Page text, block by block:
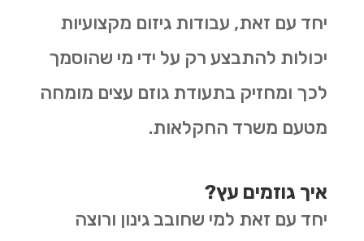
יחד עם זאת, עבודות גיזום מקצועיות
יכולות להתבצע רק על ידי מי שהוסמך
לכך ומחזיק בתעודת גוזם עצים מומחה
מטעם משרד החקלאות.
איך גוזמים עץ?
יחד עם זאת למי שחובב גינון ורוצה